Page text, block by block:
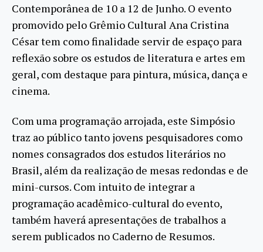
Contemporânea de 10 a 12 de Junho. O evento
promovido pelo Grêmio Cultural Ana Cristina
César tem como finalidade servir de espaço para
reflexão sobre os estudos de literatura e artes em
geral, com destaque para pintura, música, dança e
cinema.
Com uma programação arrojada, este Simpósio
traz ao público tanto jovens pesquisadores como
nomes consagrados dos estudos literários no
Brasil, além da realização de mesas redondas e de
mini-cursos. Com intuito de integrar a
programação acadêmico-cultural do evento,
também haverá apresentações de trabalhos a
serem publicados no Caderno de Resumos.